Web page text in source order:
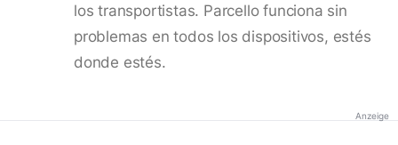
los transportistas. Parcello funciona sin
problemas en todos los dispositivos, estés
donde estés.
Anzeige